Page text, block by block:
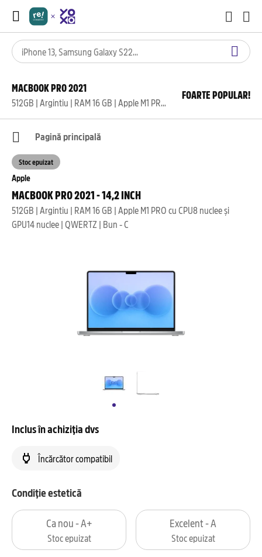
MACBOOK PRO 2021
512GB | Argintiu | RAM 16 GB | Apple M1 PRO cu CPU8 nuclee și GPU14 nuclee | QWERTZ | Bun - C
FOARTE POPULAR!
Pagină principală
Apple
MACBOOK PRO 2021 - 14,2 INCH
512GB | Argintiu | RAM 16 GB | Apple M1 PRO cu CPU8 nuclee și
GPU14 nuclee | QWERTZ | Bun - C
Stoc epuizat
Inclus în achiziția dvs
Încărcător compatibil
Condiție estetică
Ca nou - A+
Stoc epuizat
Excelent - A
Stoc epuizat